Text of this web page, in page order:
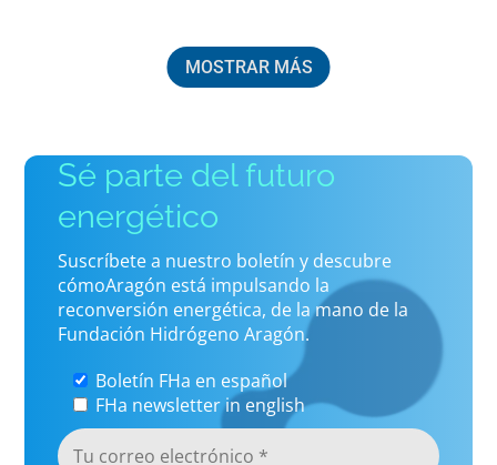
MOSTRAR MÁS
Sé parte del futuro
energético
Suscríbete a nuestro boletín y descubre
cómoAragón está impulsando la
reconversión energética, de la mano de la
Fundación Hidrógeno Aragón.
Boletín FHa en español
FHa newsletter in english